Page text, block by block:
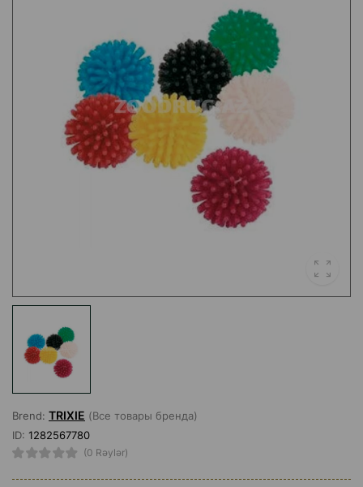
Brend: TRIXIE (Все товары бренда)
ID: 1282567780
(0 Rəylər)